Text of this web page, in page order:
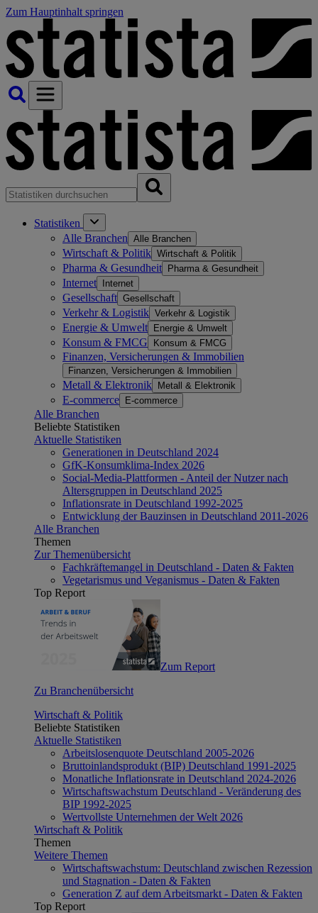
Zum Hauptinhalt springen
Statistiken
Alle Branchen Alle Branchen
Wirtschaft & Politik Wirtschaft & Politik
Pharma & Gesundheit Pharma & Gesundheit
Internet Internet
Gesellschaft Gesellschaft
Verkehr & Logistik Verkehr & Logistik
Energie & Umwelt Energie & Umwelt
Konsum & FMCG Konsum & FMCG
Finanzen, Versicherungen & Immobilien
Finanzen, Versicherungen & Immobilien
Metall & Elektronik Metall & Elektronik
E-commerce E-commerce
Alle Branchen
Beliebte Statistiken
Aktuelle Statistiken
Generationen in Deutschland 2024
GfK-Konsumklima-Index 2026
Social-Media-Plattformen - Anteil der Nutzer nach
Altersgruppen in Deutschland 2025
Inflationsrate in Deutschland 1992-2025
Entwicklung der Bauzinsen in Deutschland 2011-2026
Alle Branchen
Themen
Zur Themenübersicht
Fachkräftemangel in Deutschland - Daten & Fakten
Vegetarismus und Veganismus - Daten & Fakten
Top Report
Zum Report
Zu Branchenübersicht
Wirtschaft & Politik
Beliebte Statistiken
Aktuelle Statistiken
Arbeitslosenquote Deutschland 2005-2026
Bruttoinlandsprodukt (BIP) Deutschland 1991-2025
Monatliche Inflationsrate in Deutschland 2024-2026
Wirtschaftswachstum Deutschland - Veränderung des
BIP 1992-2025
Wertvollste Unternehmen der Welt 2026
Wirtschaft & Politik
Themen
Weitere Themen
Wirtschaftswachstum: Deutschland zwischen Rezession
und Stagnation - Daten & Fakten
Generation Z auf dem Arbeitsmarkt - Daten & Fakten
Top Report